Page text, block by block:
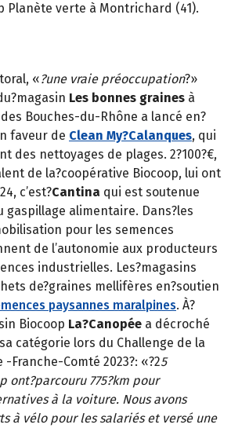
Planète verte à Montrichard (41).
«?une vraie préoccupation?»
Les bonnes graines à
Bouches-du-Rhône a lancé en?
faveur de Clean My?Calanques, qui
des nettoyages de plages. 2?100?€,
de la?coopérative Biocoop, lui ont
c’est?Cantina qui est soutenue
gaspillage alimentaire. Dans?les
pour les semences
de l’autonomie aux producteurs
industrielles. Les?magasins
de?graines mellifères en?soutien
paysannes maralpines. À?
Biocoop La?Canopée a décroché
catégorie lors du Challenge de la
Franche-Comté 2023?: «?25
ont?parcouru 775?km pour
à la voiture. Nous avons
à vélo pour les salariés et versé une